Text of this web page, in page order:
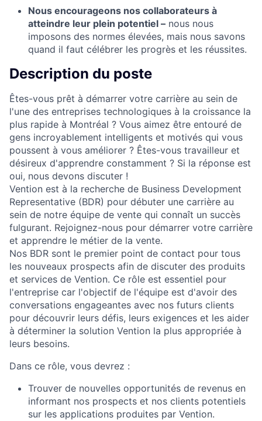
Nous encourageons nos collaborateurs à
atteindre leur plein potentiel – nous nous
imposons des normes élevées, mais nous savons
quand il faut célébrer les progrès et les réussites.
Description du poste
Êtes-vous prêt à démarrer votre carrière au sein de
l'une des entreprises technologiques à la croissance la
plus rapide à Montréal ? Vous aimez être entouré de
gens incroyablement intelligents et motivés qui vous
poussent à vous améliorer ? Êtes-vous travailleur et
désireux d'apprendre constamment ? Si la réponse est
oui, nous devons discuter !
Vention est à la recherche de Business Development
Representative (BDR) pour débuter une carrière au
sein de notre équipe de vente qui connaît un succès
fulgurant. Rejoignez-nous pour démarrer votre carrière
et apprendre le métier de la vente.
Nos BDR sont le premier point de contact pour tous
les nouveaux prospects afin de discuter des produits
et services de Vention. Ce rôle est essentiel pour
l'entreprise car l'objectif de l'équipe est d'avoir des
conversations engageantes avec nos futurs clients
pour découvrir leurs défis, leurs exigences et les aider
à déterminer la solution Vention la plus appropriée à
leurs besoins.
Dans ce rôle, vous devrez :
Trouver de nouvelles opportunités de revenus en
informant nos prospects et nos clients potentiels
sur les applications produites par Vention.